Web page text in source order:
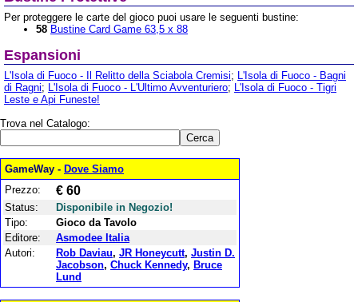
Per proteggere le carte del gioco puoi usare le seguenti bustine:
58 Bustine Card Game 63,5 x 88
Espansioni
L'Isola di Fuoco - Il Relitto della Sciabola Cremisi; L'Isola di Fuoco - Bagni
di Ragni; L'Isola di Fuoco - L'Ultimo Avventuriero; L'Isola di Fuoco - Tigri
Leste e Api Funeste!
Trova nel Catalogo:
GameWay - Dove Siamo
Prezzo:
€ 60
Status:
Disponibile in Negozio!
Tipo:
Gioco da Tavolo
Editore:
Asmodee Italia
Autori:
Rob Daviau, JR Honeycutt, Justin D.
Jacobson, Chuck Kennedy, Bruce
Lund